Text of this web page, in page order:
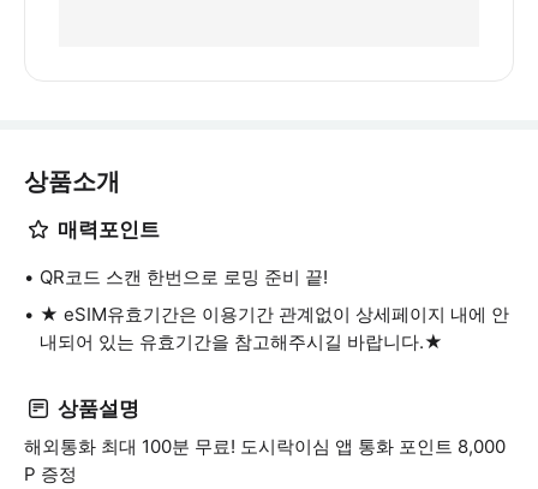
상품소개
매력포인트
QR코드 스캔 한번으로 로밍 준비 끝!
★ eSIM유효기간은 이용기간 관계없이 상세페이지 내에 안
내되어 있는 유효기간을 참고해주시길 바랍니다.★
상품설명
해외통화 최대 100분 무료! 도시락이심 앱 통화 포인트 8,000
P 증정